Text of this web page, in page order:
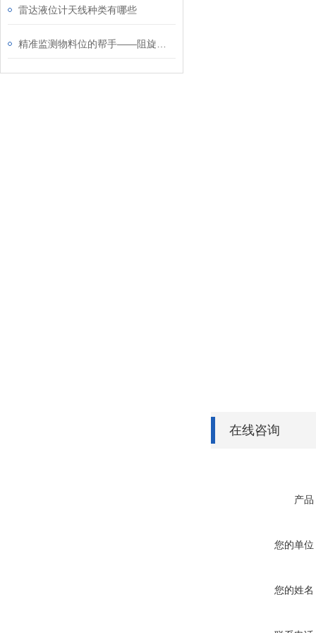
雷达液位计天线种类有哪些
在线咨询
产品
您的单位
您的姓名